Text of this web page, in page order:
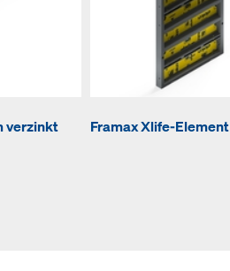
verzinkt Framax Xlife-Element